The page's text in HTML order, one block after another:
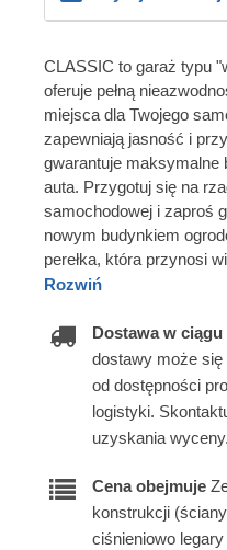
CLASSIC to garaż typu
oferuje pełną
miejsca dla Twojego
zapewniają jasność i
gwarantuje maksymalne
auta. Przygotuj się na
samochodowej i zaproś
nowym budynkiem
perełka, która przynosi
Rozwiń
Dostawa w
dostawy może
od dostępności
logistyki.
uzyskania wyceny.
Cena obejmuje
konstrukcji
ciśnieniowo legary